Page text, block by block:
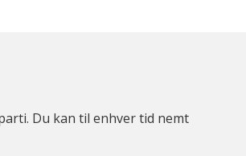
Du kan til enhver tid nemt